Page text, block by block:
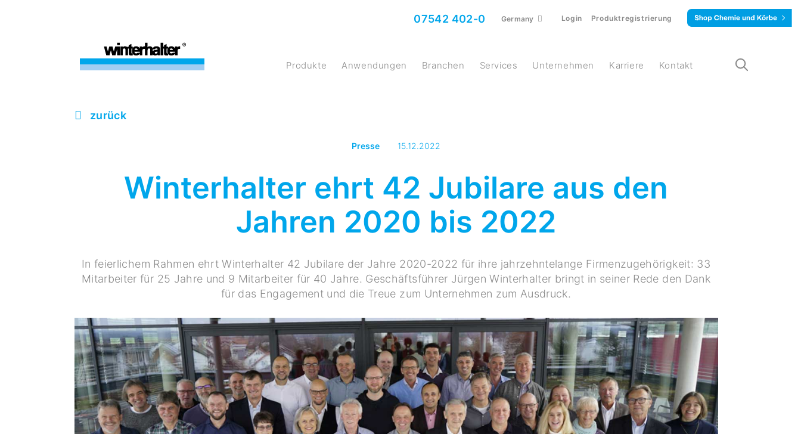
07542 402-0 Germany Login Produktregistrierung
Produkte Anwendungen Branchen Services Unternehmen Karriere Kontakt
zurück
Presse 15.12.2022
Winterhalter ehrt 42 Jubilare aus den
Jahren 2020 bis 2022
In feierlichem Rahmen ehrt Winterhalter 42 Jubilare der Jahre 2020-2022 für ihre jahrzehntelange Firmenzugehörigkeit: 33
Mitarbeiter für 25 Jahre und 9 Mitarbeiter für 40 Jahre. Geschäftsführer Jürgen Winterhalter bringt in seiner Rede den Dank
für das Engagement und die Treue zum Unternehmen zum Ausdruck.